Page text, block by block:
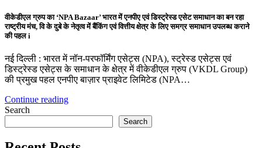
वीकेडीएल ग्रुप का ‘NPA Bazaar’ भारत में एनपीए एवं डिस्ट्रेस्ड एसेट समाधान का बन रहा
राष्ट्रीय मंच, वि के दुबे के नेतृत्व में बैंकिंग एवं वित्तीय क्षेत्र के लिए समग्र समाधान उपलब्ध कराने
की पहल i
नई दिल्ली : भारत में नॉन-परफॉर्मिंग एसेट्स (NPA), स्ट्रेस्ड एसेट्स एवं
डिस्ट्रेस्ड एसेट्स के समाधान के क्षेत्र में वीकेडीएल ग्रुप (VKDL Group)
की प्रमुख पहल एनपीए बाज़ार प्राइवेट लिमिटेड (NPA…
Continue reading
Search
Search